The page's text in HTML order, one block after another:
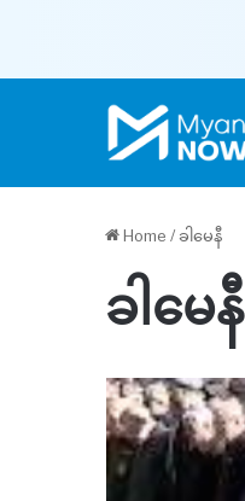
Home /ခါမေနီ
ခါမေနီ